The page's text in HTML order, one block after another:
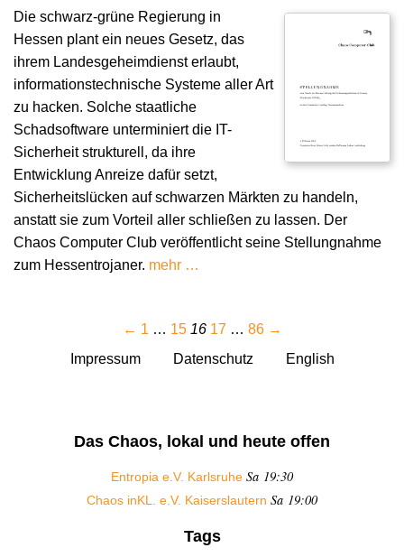
Die schwarz-grüne Regierung in
Hessen plant ein neues Gesetz, das
ihrem Landesgeheimdienst erlaubt,
informationstechnische Systeme aller Art
zu hacken. Solche staatliche
Schadsoftware unterminiert die IT-
Sicherheit strukturell, da ihre
Entwicklung Anreize dafür setzt,
Sicherheitslücken auf schwarzen Märkten zu handeln,
anstatt sie zum Vorteil aller schließen zu lassen. Der
Chaos Computer Club veröffentlicht seine Stellungnahme
zum Hessentrojaner. mehr …
← 1 … 15 16 17 … 86 →
Impressum
Datenschutz English
Das Chaos, lokal und heute offen
Entropia e.V. Karlsruhe Sa 19:30
Chaos inKL. e.V. Kaiserslautern Sa 19:00
Tags